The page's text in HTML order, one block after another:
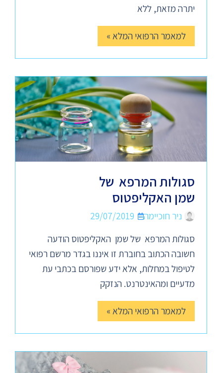
יתרה מזאת, ללא
למאמר הרפואי המלא »
סגולות המרפא של
שמן האקליפטוס
ניר חוכיימה
29/07/2019
סגולות המרפא של שמן האקליפטוס הודעה
חשובה הכתוב בחוברת זו איננו בגדר מרשם רפואי
לטיפול במחלות, אלא ידע שפורסם בכתבי עת
מדעיים ומהאינטרנט. הנזקק
למאמר הרפואי המלא »